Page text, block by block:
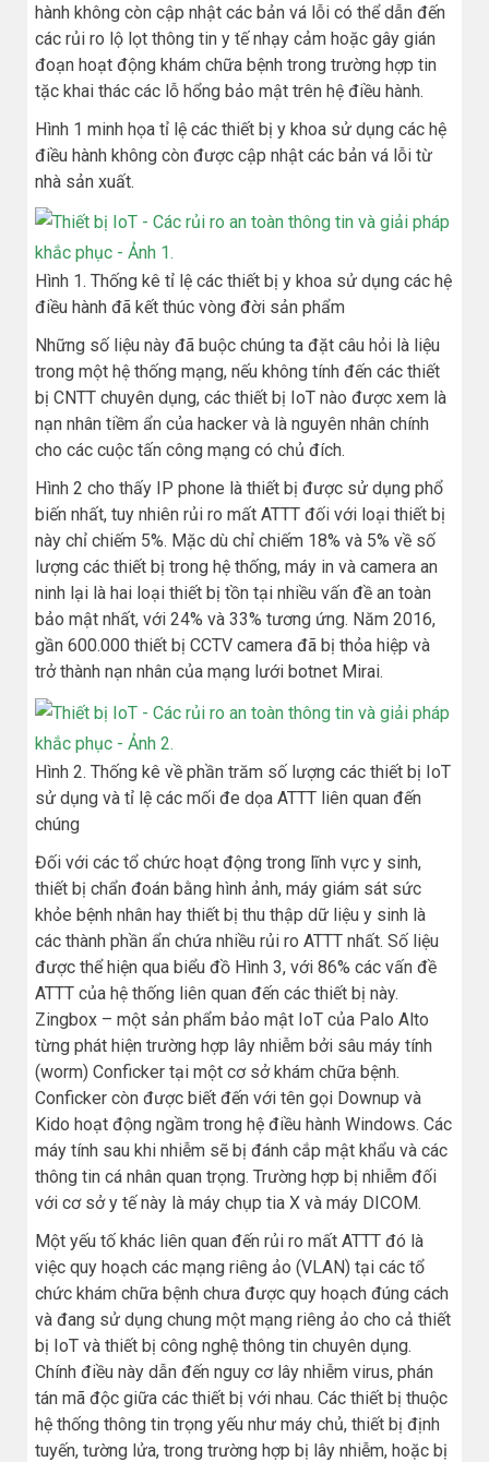
hành không còn cập nhật các bản vá lỗi có thể dẫn đến
các rủi ro lộ lọt thông tin y tế nhạy cảm hoặc gây gián
đoạn hoạt động khám chữa bệnh trong trường hợp tin
tặc khai thác các lỗ hổng bảo mật trên hệ điều hành.
Hình 1 minh họa tỉ lệ các thiết bị y khoa sử dụng các hệ
điều hành không còn được cập nhật các bản vá lỗi từ
nhà sản xuất.
Hình 1. Thống kê tỉ lệ các thiết bị y khoa sử dụng các hệ
điều hành đã kết thúc vòng đời sản phẩm
Những số liệu này đã buộc chúng ta đặt câu hỏi là liệu
trong một hệ thống mạng, nếu không tính đến các thiết
bị CNTT chuyên dụng, các thiết bị IoT nào được xem là
nạn nhân tiềm ẩn của hacker và là nguyên nhân chính
cho các cuộc tấn công mạng có chủ đích.
Hình 2 cho thấy IP phone là thiết bị được sử dụng phổ
biến nhất, tuy nhiên rủi ro mất ATTT đối với loại thiết bị
này chỉ chiếm 5%. Mặc dù chỉ chiếm 18% và 5% về số
lượng các thiết bị trong hệ thống, máy in và camera an
ninh lại là hai loại thiết bị tồn tại nhiều vấn đề an toàn
bảo mật nhất, với 24% và 33% tương ứng. Năm 2016,
gần 600.000 thiết bị CCTV camera đã bị thỏa hiệp và
trở thành nạn nhân của mạng lưới botnet Mirai.
Hình 2. Thống kê về phần trăm số lượng các thiết bị IoT
sử dụng và tỉ lệ các mối đe dọa ATTT liên quan đến
chúng
Đối với các tổ chức hoạt động trong lĩnh vực y sinh,
thiết bị chẩn đoán bằng hình ảnh, máy giám sát sức
khỏe bệnh nhân hay thiết bị thu thập dữ liệu y sinh là
các thành phần ẩn chứa nhiều rủi ro ATTT nhất. Số liệu
được thể hiện qua biểu đồ Hình 3, với 86% các vấn đề
ATTT của hệ thống liên quan đến các thiết bị này.
Zingbox – một sản phẩm bảo mật IoT của Palo Alto
từng phát hiện trường hợp lây nhiễm bởi sâu máy tính
(worm) Conficker tại một cơ sở khám chữa bệnh.
Conficker còn được biết đến với tên gọi Downup và
Kido hoạt động ngầm trong hệ điều hành Windows. Các
máy tính sau khi nhiễm sẽ bị đánh cắp mật khẩu và các
thông tin cá nhân quan trọng. Trường hợp bị nhiễm đối
với cơ sở y tế này là máy chụp tia X và máy DICOM.
Một yếu tố khác liên quan đến rủi ro mất ATTT đó là
việc quy hoạch các mạng riêng ảo (VLAN) tại các tổ
chức khám chữa bệnh chưa được quy hoạch đúng cách
và đang sử dụng chung một mạng riêng ảo cho cả thiết
bị IoT và thiết bị công nghệ thông tin chuyên dụng.
Chính điều này dẫn đến nguy cơ lây nhiễm virus, phán
tán mã độc giữa các thiết bị với nhau. Các thiết bị thuộc
hệ thống thông tin trọng yếu như máy chủ, thiết bị định
tuyến, tường lửa, trong trường hợp bị lây nhiễm, hoặc bị